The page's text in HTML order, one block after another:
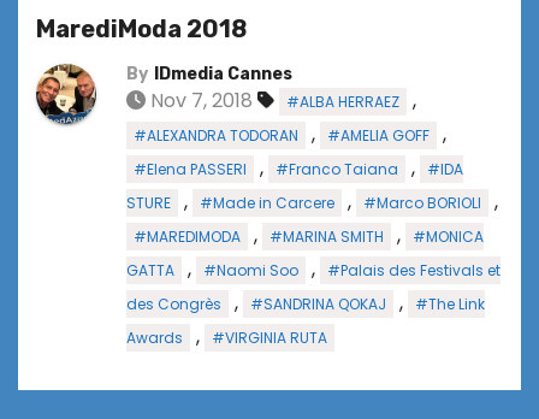
MarediModa 2018
By IDmedia Cannes
Nov 7, 2018 #ALBA HERRAEZ ,
#ALEXANDRA TODORAN , #AMELIA GOFF ,
#Elena PASSERI , #Franco Taiana ,
#IDA
STURE
, #Made in Carcere , #Marco BORIOLI ,
#MAREDIMODA , #MARINA SMITH ,
#MONICA
GATTA
, #Naomi Soo ,
#Palais des Festivals et
des Congrès
, #SANDRINA QOKAJ ,
#The Link
Awards
, #VIRGINIA RUTA